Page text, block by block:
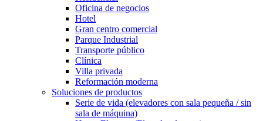
Oficina de negocios
Hotel
Gran centro comercial
Parque Industrial
Transporte público
Clínica
Villa privada
Reformación moderna
Soluciones de productos
Serie de vida (elevadores con sala pequeña / sin
sala de máquina)